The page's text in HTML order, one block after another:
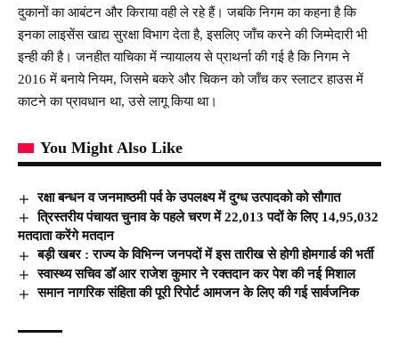
दुकानों का आबंटन और किराया वही ले रहे हैं। जबकि निगम का कहना है कि
इनका लाइसेंस खाद्य सुरक्षा विभाग देता है, इसलिए जाँच करने की जिम्मेदारी भी
इन्ही की है। जनहीत याचिका में न्यायालय से प्राथर्ना की गई है कि निगम ने
2016 में बनाये नियम, जिसमे बकरे और चिकन को जाँच कर स्लाटर हाउस में
काटने का प्रावधान था, उसे लागू किया था।
You Might Also Like
रक्षा बन्धन व जनमाष्ठमी पर्व के उपलक्ष्य में दुग्ध उत्पादको को सौगात
त्रिस्तरीय पंचायत चुनाव के पहले चरण में 22,013 पदों के लिए 14,95,032
मतदाता करेंगे मतदान
बड़ी खबर : राज्य के विभिन्न जनपदों में इस तारीख से होगी होमगार्ड की भर्ती
स्वास्थ्य सचिव डॉ आर राजेश कुमार ने रक्तदान कर पेश की नई मिशाल
समान नागरिक संहिता की पूरी रिपोर्ट आमजन के लिए की गई सार्वजनिक